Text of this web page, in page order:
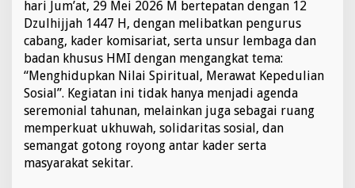
u
p
k
a
n
N
i
l
a
S
p
hari Jum’at, 29 Mei 2026 M bertepatan dengan 12
Dzulhijjah 1447 H, dengan melibatkan pengurus
cabang, kader komisariat, serta unsur lembaga dan
badan khusus HMI dengan mengangkat tema:
“Menghidupkan Nilai Spiritual, Merawat Kepedulian
Sosial”. Kegiatan ini tidak hanya menjadi agenda
seremonial tahunan, melainkan juga sebagai ruang
memperkuat ukhuwah, solidaritas sosial, dan
semangat gotong royong antar kader serta
masyarakat sekitar.